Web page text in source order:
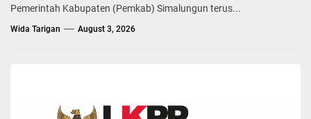
Pemerintah Kabupaten (Pemkab) Simalungun terus...
Wida Tarigan August 3, 2026